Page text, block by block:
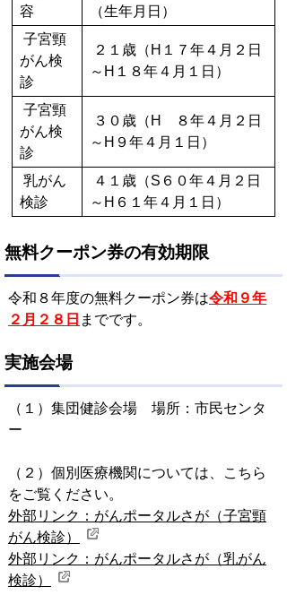
容
（生年月日）
子宮頸
がん検
診
２１歳（H１７年４月２日
～H１８年４月１日）
子宮頸
がん検
診
３０歳（H ８年４月２日
～H９年４月１日）
乳がん
検診
４１歳（S６０年４月２日
～H６１年４月１日）
無料クーポン券の有効期限
令和８年度の無料クーポン券は令和９年
２月２８日 までです。
実施会場
（１）集団健診会場 場所：市民センタ
ー
（２）個別医療機関については、こちら
をご覧ください。
外部リンク：がんポータルさが（子宮頸
がん検診）
外部リンク：がんポータルさが（乳がん
検診）